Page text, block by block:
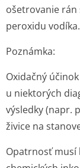
ošetrovanie
peroxidu vodíka.
Poznámka:
Oxidačný
u niektorých
výsledky (napr.
živice na
Opatrnosť musí